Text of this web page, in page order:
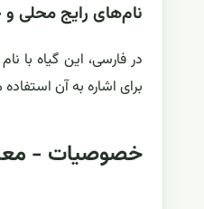
نام‌های رایج محلی و
در فارسی، این گیاه با
برای اشاره به آن
خصوصیات -